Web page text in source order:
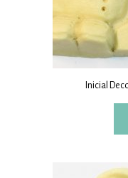
Inicial